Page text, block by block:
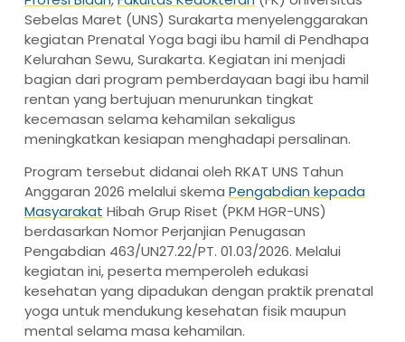
Sebelas Maret (UNS) Surakarta menyelenggarakan
kegiatan Prenatal Yoga bagi ibu hamil di Pendhapa
Kelurahan Sewu, Surakarta. Kegiatan ini menjadi
bagian dari program pemberdayaan bagi ibu hamil
rentan yang bertujuan menurunkan tingkat
kecemasan selama kehamilan sekaligus
meningkatkan kesiapan menghadapi persalinan.
Program tersebut didanai oleh RKAT UNS Tahun
Anggaran 2026 melalui skema Pengabdian kepada
Masyarakat Hibah Grup Riset (PKM HGR-UNS)
berdasarkan Nomor Perjanjian Penugasan
Pengabdian 463/UN27.22/PT. 01.03/2026. Melalui
kegiatan ini, peserta memperoleh edukasi
kesehatan yang dipadukan dengan praktik prenatal
yoga untuk mendukung kesehatan fisik maupun
mental selama masa kehamilan.